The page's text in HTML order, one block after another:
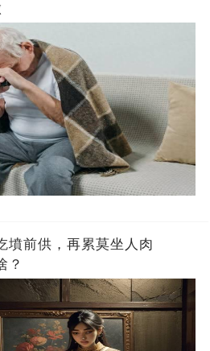
墳前供，再累莫坐人肉
？